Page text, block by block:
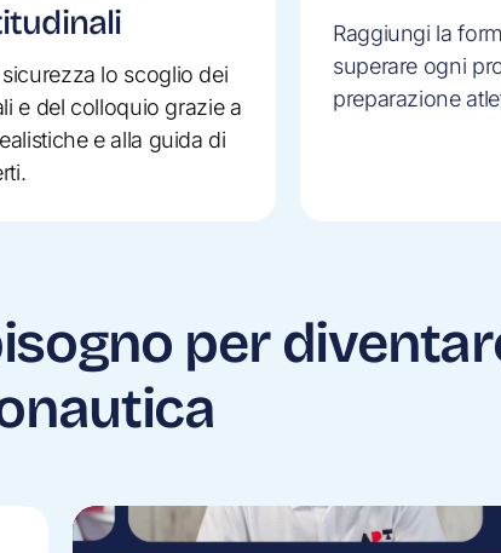
lo scoglio dei
e del colloquio grazie a
e alla guida di
Raggiungi la
superare ogni
preparazione
per